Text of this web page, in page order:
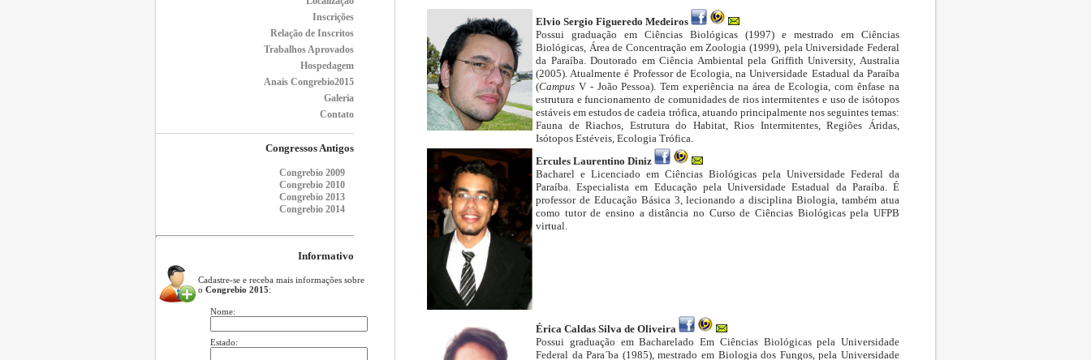
Inscrições
Relação de Inscritos
Trabalhos Aprovados
Hospedagem
Anais Congrebio2015
Galeria
Contato
Congressos Antigos
Congrebio 2009
Congrebio 2010
Congrebio 2013
Congrebio 2014
Informativo
Cadastre-se e receba mais informações sobre
o Congrebio 2015:
Nome:
Estado:
Elvio Sergio Figueredo Medeiros
Possui graduação em Ciências Biológicas (1997) e mestrado em Ciências
Biológicas, Área de Concentração em Zoologia (1999), pela Universidade Federal
da Paraíba. Doutorado em Ciência Ambiental pela Griffith University, Australia
(2005). Atualmente é Professor de Ecologia, na Universidade Estadual da Paraíba
(Campus V - João Pessoa). Tem experiência na área de Ecologia, com ênfase na
estrutura e funcionamento de comunidades de rios intermitentes e uso de isótopos
estáveis em estudos de cadeia trófica, atuando principalmente nos seguintes temas:
Fauna de Riachos, Estrutura do Habitat, Rios Intermitentes, Regiões Áridas,
Isótopos Estéveis, Ecologia Trófica.
Ercules Laurentino Diniz
Bacharel e Licenciado em Ciências Biológicas pela Universidade Federal da
Paraíba. Especialista em Educação pela Universidade Estadual da Paraíba. É
professor de Educação Básica 3, lecionando a disciplina Biologia, também atua
como tutor de ensino a distância no Curso de Ciências Biológicas pela UFPB
virtual.
Érica Caldas Silva de Oliveira
Possui graduação em Bacharelado Em Ciências Biológicas pela Universidade
Federal da Para´ba (1985), mestrado em Biologia dos Fungos, pela Universidade